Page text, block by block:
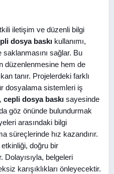
iletişim ve düzenli bilgi
dosya baskı kullanımı,
sağlar. Bu
düzenlenmesine hem de
tanır. Projelerdeki farklı
dosyalama sistemleri iş
cepli dosya baskı sayesinde
göz önünde bulundurmak
arasındaki bilgi
süreçlerinde hız kazandırır.
doğru bir
Dolayısıyla, belgeleri
karışıklıkları önleyecektir.